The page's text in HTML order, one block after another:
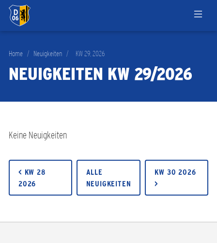
Home / Neuigkeiten / KW 29, 2026
NEUIGKEITEN KW 29/2026
Keine Neuigkeiten
< KW 28
2026
ALLE
NEUIGKEITEN
KW 30 2026
>